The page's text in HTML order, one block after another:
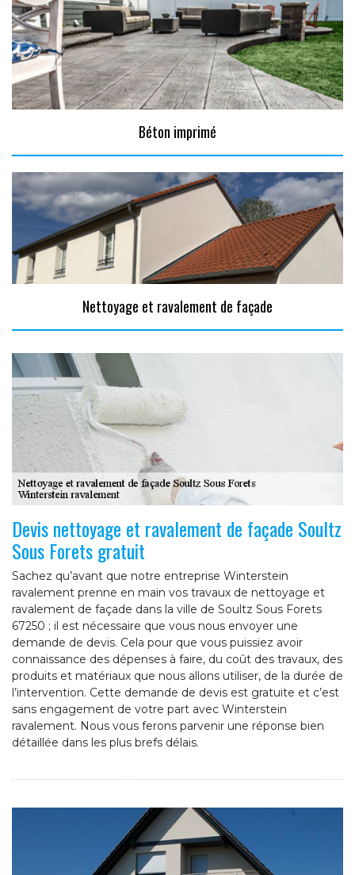
Béton imprimé
Nettoyage et ravalement de façade
Devis nettoyage et ravalement de façade Soultz
Sous Forets gratuit
Sachez qu’avant que notre entreprise Winterstein
ravalement prenne en main vos travaux de nettoyage et
ravalement de façade dans la ville de Soultz Sous Forets
67250 ; il est nécessaire que vous nous envoyer une
demande de devis. Cela pour que vous puissiez avoir
connaissance des dépenses à faire, du coût des travaux, des
produits et matériaux que nous allons utiliser, de la durée de
l’intervention. Cette demande de devis est gratuite et c’est
sans engagement de votre part avec Winterstein
ravalement. Nous vous ferons parvenir une réponse bien
détaillée dans les plus brefs délais.